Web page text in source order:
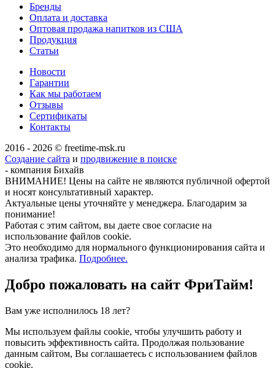
Бренды
Оплата и доставка
Оптовая продажа напитков из США
Продукция
Статьи
Новости
Гарантии
Как мы работаем
Отзывы
Сертификаты
Контакты
2016 - 2026 © freetime-msk.ru
Создание сайта и продвижение в поиске
- компания Бихайв
ВНИМАНИЕ! Цены на сайте не являются публичной офертой
и носят консультативный характер.
Актуальные цены уточняйте у менеджера. Благодарим за
понимание!
Работая с этим сайтом, вы даете свое согласие на
использование файлов cookie.
Это необходимо для нормального функционирования сайта и
анализа трафика. Подробнее.
Добро пожаловать на сайт ФриТайм!
Вам уже исполнилось 18 лет?
Мы используем файлы cookie, чтобы улучшить работу и
повысить эффективность сайта. Продолжая пользование
данным сайтом, Вы соглашаетесь с использованием файлов
cookie.